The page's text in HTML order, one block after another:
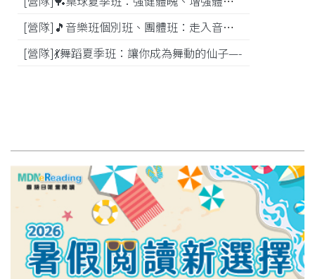
[營隊]🎵️音樂班個別班、團體班：走入音樂世界-
[營隊]💃舞蹈夏季班：讓你成為舞動的仙子—-